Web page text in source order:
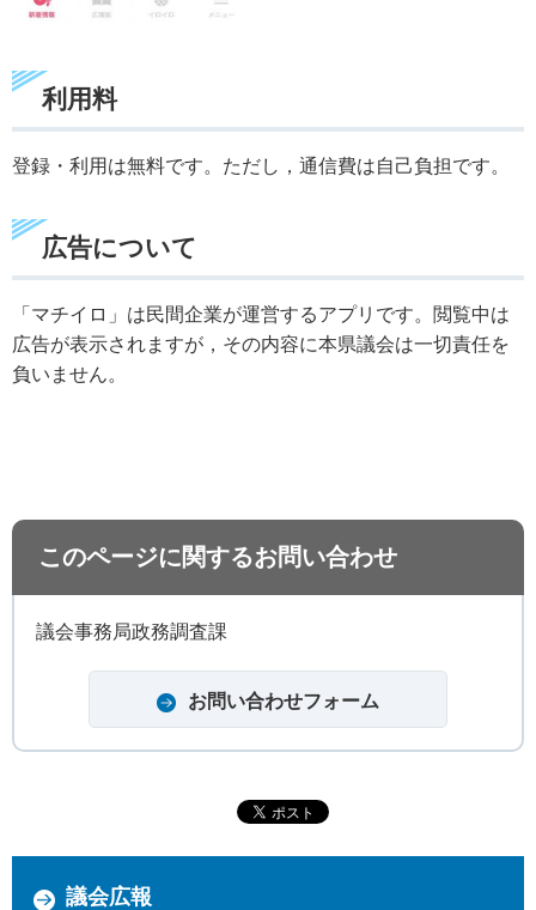
利用料
登録・利用は無料です。ただし，通信費は自己負担です。
広告について
「マチイロ」は民間企業が運営するアプリです。閲覧中は
広告が表示されますが，その内容に本県議会は一切責任を
負いません。
このページに関するお問い合わせ
議会事務局政務調査課
議会広報